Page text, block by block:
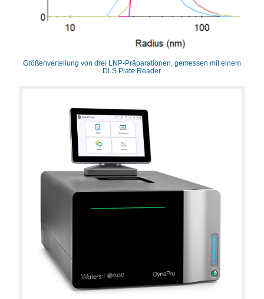
Größenverteilung von drei LNP-Präparationen, gemessen mit einem
DLS Plate Reader.